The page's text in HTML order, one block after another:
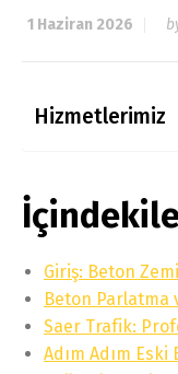
1 Haziran 2026
Hizmetlerimiz
Giriş: Beton
Beton Parlatma
Saer Trafik:
Adım Adım